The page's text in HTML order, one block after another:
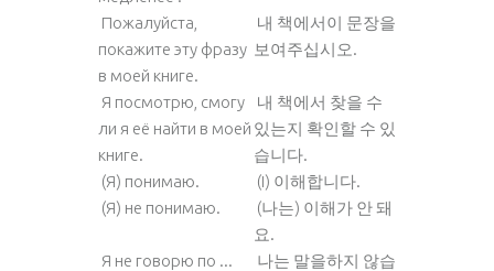
Пожалуйста,
покажите эту фразу
в моей книге.
내 책에서이 문장을
보여주십시오.
Я посмотрю, смогу
ли я её найти в моей
книге.
내 책에서 찾을 수
있는지 확인할 수 있
습니다.
(Я) понимаю.
(I) 이해합니다.
(Я) не понимаю.
(나는) 이해가 안 돼
요.
Я не говорю по ...
나는 말을하지 않습